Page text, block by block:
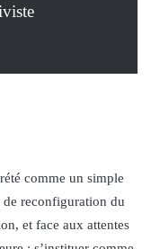
comme un simple
de reconfiguration du
et face aux attentes